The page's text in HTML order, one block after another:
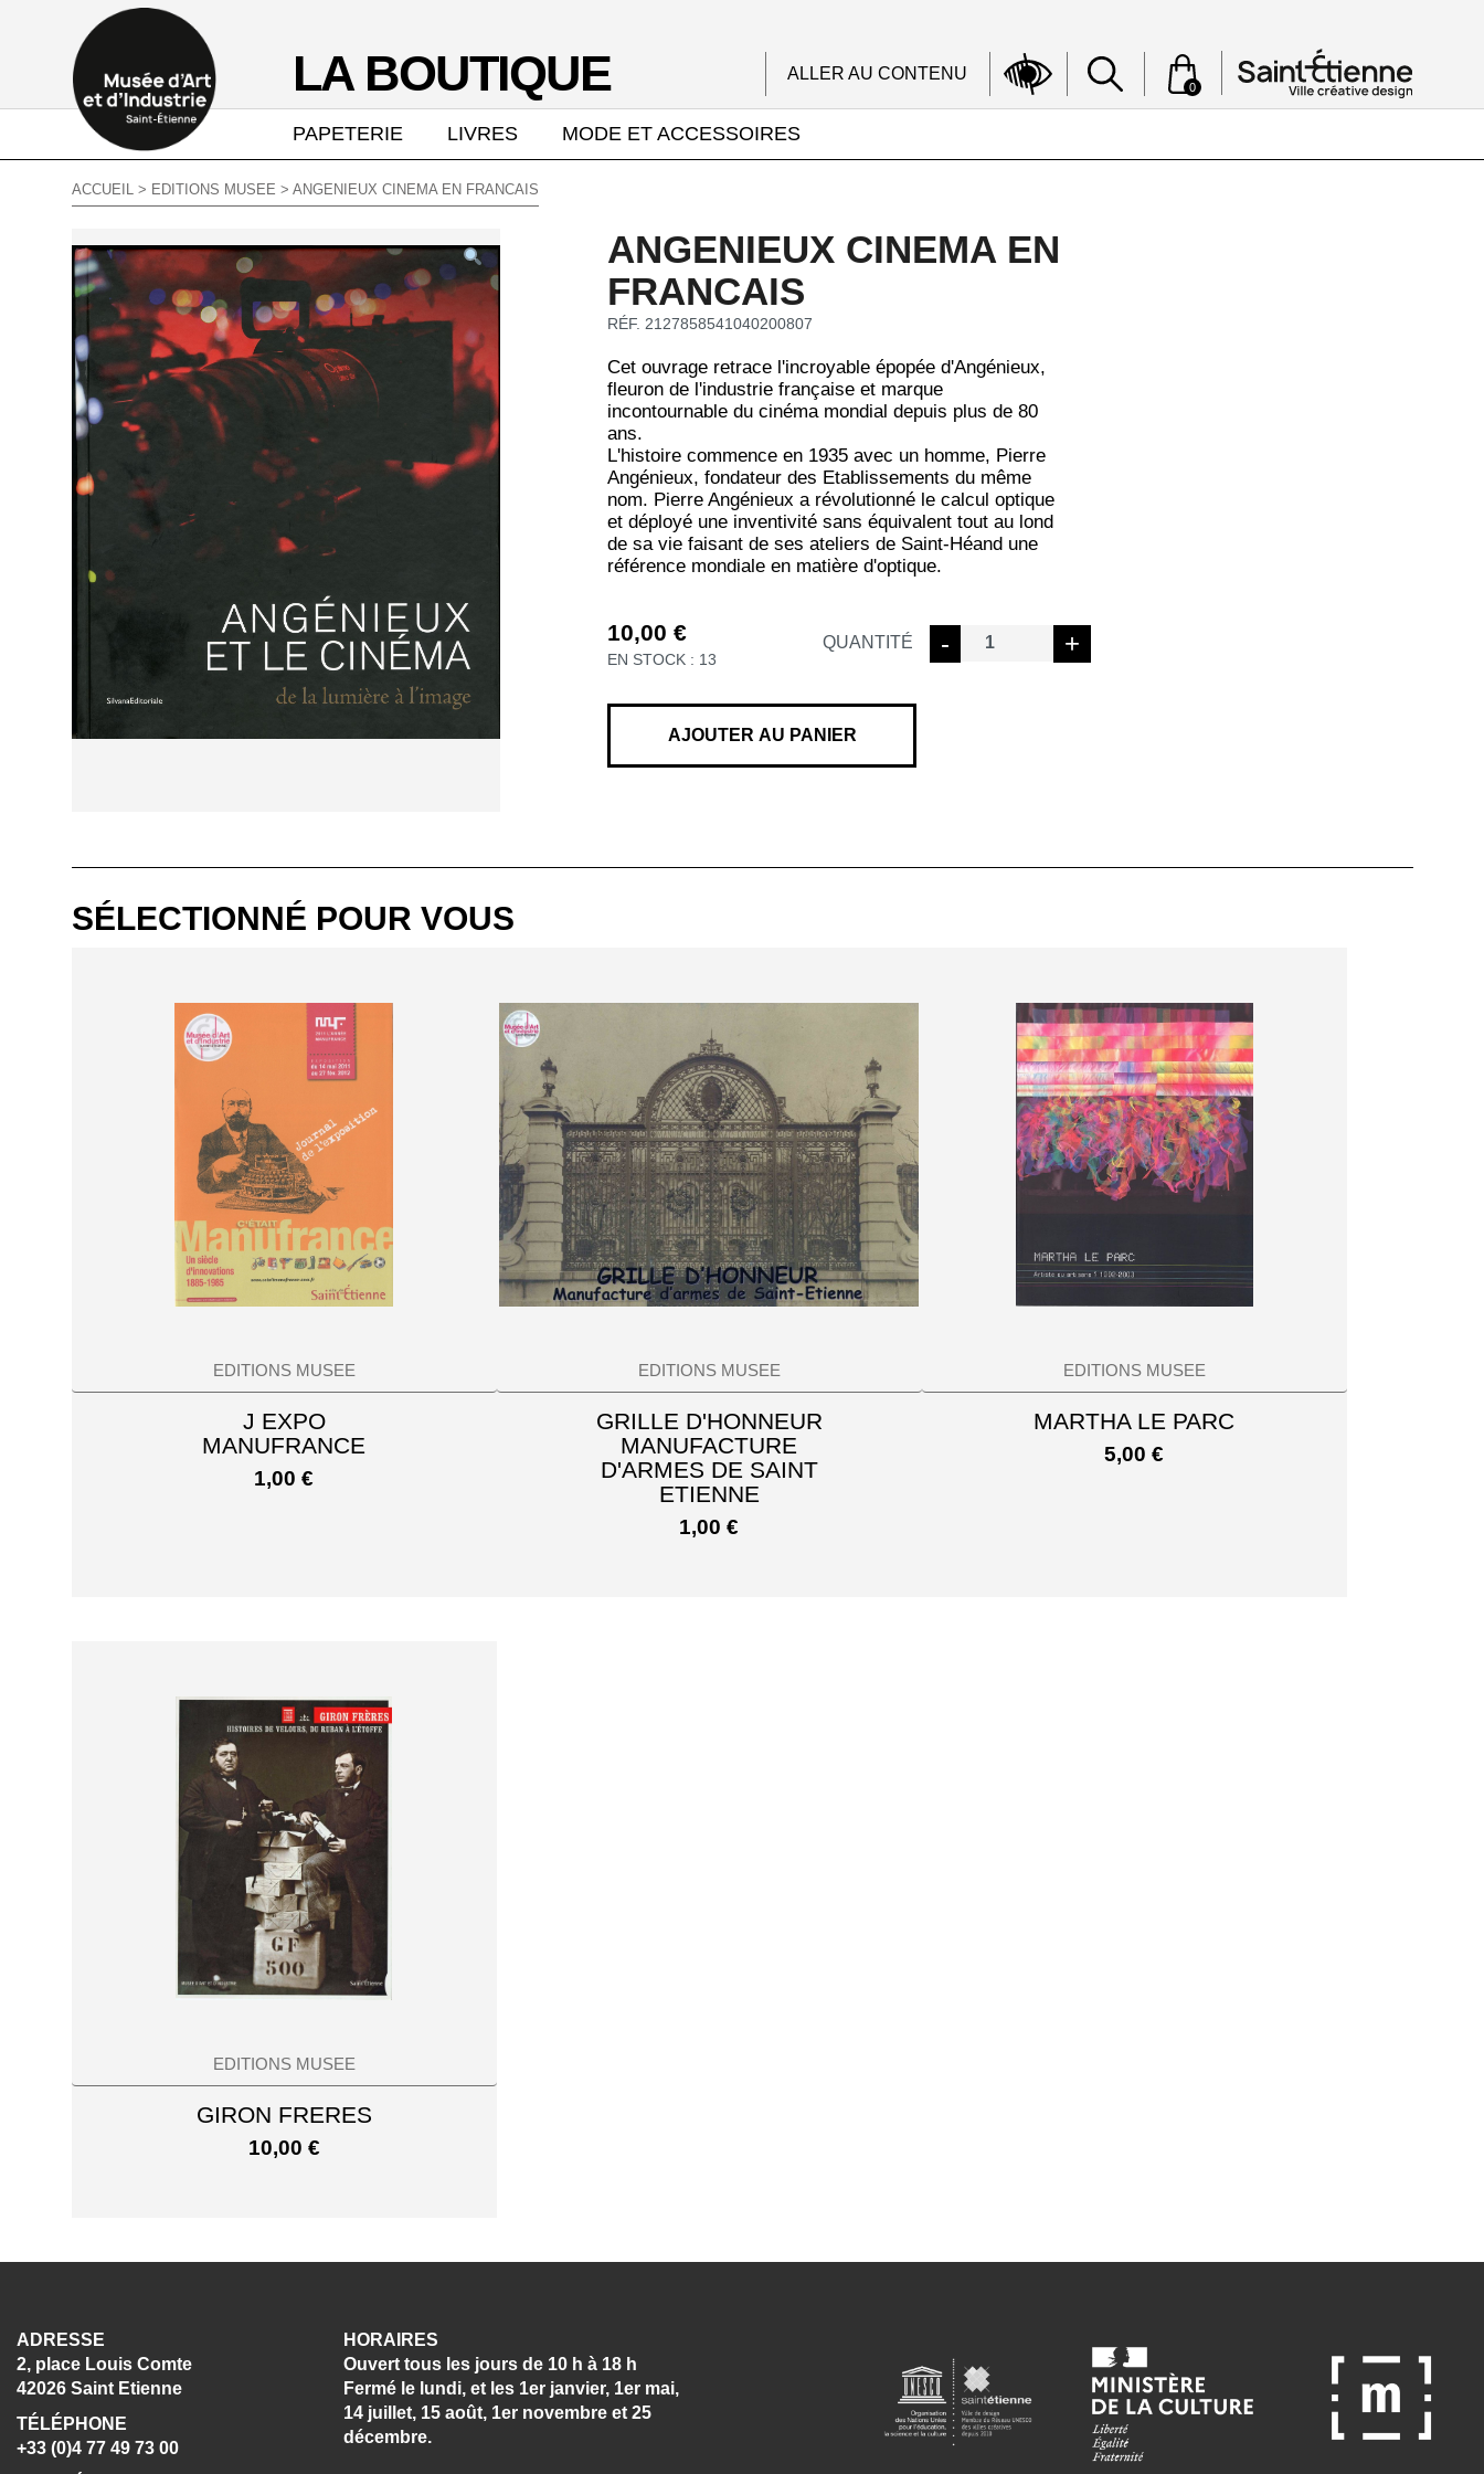
LA BOUTIQUE ALLER AU CONTENU
0
PAPETERIE LIVRES MODE ET ACCESSOIRES
ACCUEIL> EDITIONS MUSEE > ANGENIEUX CINEMA EN FRANCAIS
ANGENIEUX CINEMA EN
FRANCAIS
10,00€
EN STOCK : 13
QUANTITÉ -
quantité
de
+
AJOUTER AU PANIER
RÉF. 2127858541040200807
Cet ouvrage retrace l'incroyable épopée d'Angénieux,
fleuron de l'industrie française et marque
incontournable du cinéma mondial depuis plus de 80
ans.
L'histoire commence en 1935 avec un homme, Pierre
Angénieux, fondateur des Etablissements du même
nom. Pierre Angénieux a révolutionné le calcul optique
et déployé une inventivité sans équivalent tout au lond
de sa vie faisant de ses ateliers de Saint-Héand une
référence mondiale en matière d'optique.
SÉLECTIONNÉ POUR VOUS
EDITIONS MUSEE
J EXPO
MANUFRANCE
1,00€
EDITIONS MUSEE
GRILLE D'HONNEUR
MANUFACTURE
D'ARMES DE SAINT
ETIENNE
1,00€
EDITIONS MUSEE
MARTHA LE PARC
5,00€
EDITIONS MUSEE
GIRON FRERES
10,00 €
ADRESSE
2, place Louis Comte
42026 Saint Etienne
TÉLÉPHONE
+33 (0)4 77 49 73 00
HORAIRES
Ouvert tous les jours de 10 h à 18 h
Fermé le lundi, et les 1er janvier, 1er mai,
14 juillet, 15 août, 1er novembre et 25
décembre.